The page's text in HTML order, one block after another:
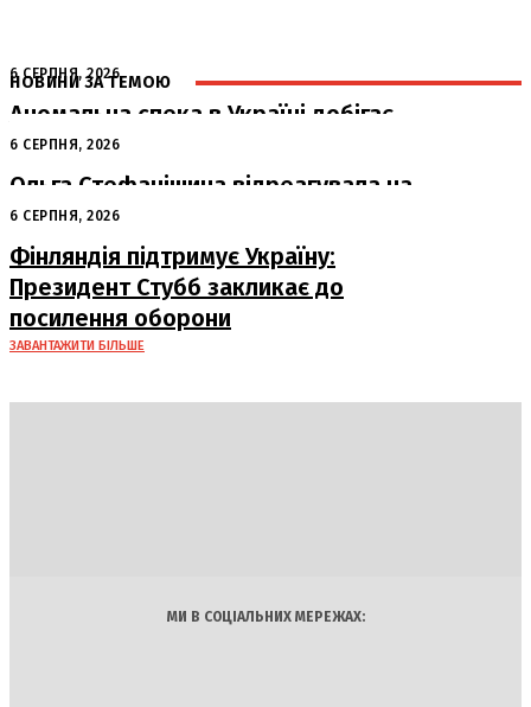
НОВИНИ ЗА ТЕМОЮ
6 СЕРПНЯ, 2026
Аномальна спека в Україні добігає
кінця: очікується похолодання
6 СЕРПНЯ, 2026
Ольга Стефанішина відреагувала на
підозри від НАБУ та САП
6 СЕРПНЯ, 2026
Фінляндія підтримує Україну:
Президент Стубб закликає до
посилення оборони
ЗАВАНТАЖИТИ БІЛЬШЕ
МИ В СОЦІАЛЬНИХ МЕРЕЖАХ: